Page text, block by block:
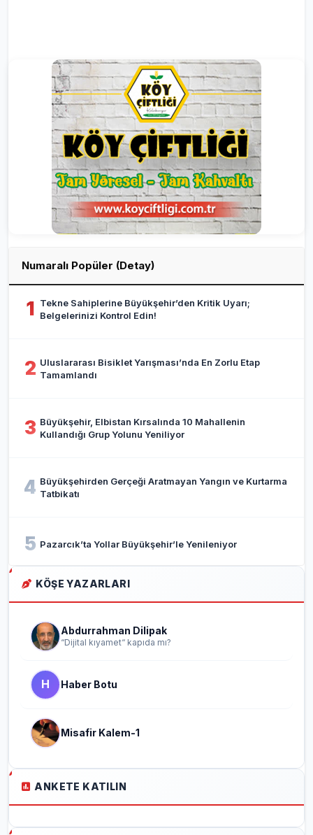
Numaralı Popüler (Detay)
1 Tekne Sahiplerine Büyükşehir’den Kritik Uyarı;
Belgelerinizi Kontrol Edin!
2 Uluslararası Bisiklet Yarışması’nda En Zorlu Etap
Tamamlandı
3 Büyükşehir, Elbistan Kırsalında 10 Mahallenin
Kullandığı Grup Yolunu Yeniliyor
4 Büyükşehirden Gerçeği Aratmayan Yangın ve Kurtarma
Tatbikatı
5 Pazarcık’ta Yollar Büyükşehir’le Yenileniyor
KÖŞE YAZARLARI
Abdurrahman Dilipak
“Dijital kıyamet“ kapıda mı?
H Haber Botu
Misafir Kalem-1
ANKETE KATILIN